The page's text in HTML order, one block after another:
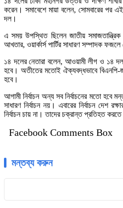
করেন। সমাবেশে মায়া বলেন, সোমবারের পর
দল।
এ সময় উপস্থিত ছিলেন জাতীয়
আখতার, ওয়ার্কার্স পার্টির সাধারণ সম্পাদক
১৪ দলের নেতারা বলেন, আওয়ামী লীগ ও ১৪
হবে। অতীতের মতোই ঐক্যবদ্ধভাবে বিএনপি-
হবে।
আগামী নির্বাচন অন্য সব নির্বাচনের মতো হবে
সাধারণ নির্বাচন নয়। এবারের নির্বাচন দেশ
নির্বাচন চায় না। তাদের চক্রান্ত প্রতিহত
Facebook Comments Box
মন্তব্য করুন